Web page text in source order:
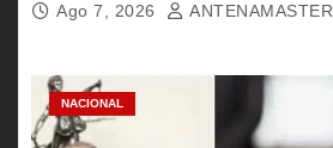
Ago 7, 2026 ANTENAMASTER
NACIONAL